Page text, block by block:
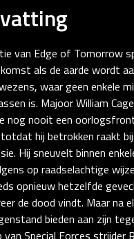
van Edge of Tomorrow
als de aarde wordt
waar geen enkele
is. Majoor William
nog nooit een
hij betrokken raakt
Hij sneuvelt binnen
op raadselachtige
opnieuw hetzelfde
de dood vindt. Maar na
bieden aan zijn
van Special Forces strijder